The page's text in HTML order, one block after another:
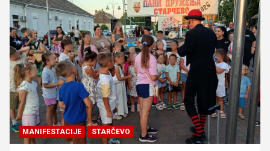
MANIFESTACIJE STARČEVO